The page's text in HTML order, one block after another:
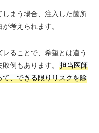
しまう場合、注入した箇所
考えられます。
ることで、希望とは違う
例もあります。
担当医師
、できる限りリスクを除